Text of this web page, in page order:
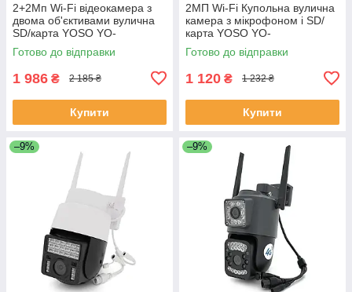
2+2Мп Wi-Fi відеокамера з
двома об'єктивами вулична
SD/карта YOSO YO-
IPC49D6MP50 PTZ 2.8 mm
V380 ЕКОБОКС
Готово до відправки
1 986 ₴ 2 185 ₴
Купити
2MП Wi-Fi Купольна вулична
камера з мікрофоном і SD/
карта YOSO YO-
IPC56D2MP20 2.8 mm V380
ЕКОБОКС
Готово до відправки
1 120 ₴ 1 232 ₴
Купити
–9% –9%